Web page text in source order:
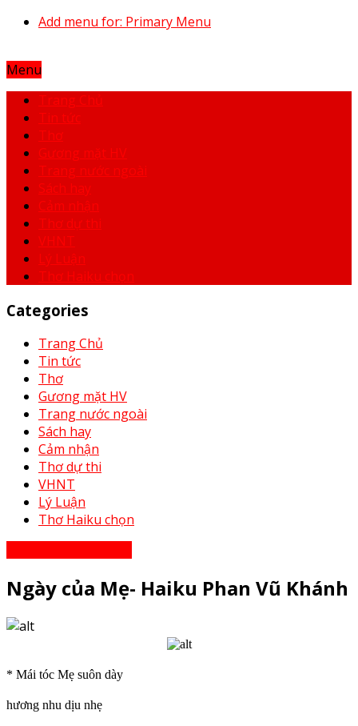
Add menu for: Primary Menu
Menu
Trang Chủ
Tin tức
Thơ
Gương mặt HV
Trang nước ngoài
Sách hay
Cảm nhận
Thơ dự thi
VHNT
Lý Luận
Thơ Haiku chọn
Categories
Trang Chủ
Tin tức
Thơ
Gương mặt HV
Trang nước ngoài
Sách hay
Cảm nhận
Thơ dự thi
VHNT
Lý Luận
Thơ Haiku chọn
Ngày của Mẹ- Haiku Phan Vũ Khánh
* Mái tóc Mẹ suôn dày
hương nhu dịu nhẹ